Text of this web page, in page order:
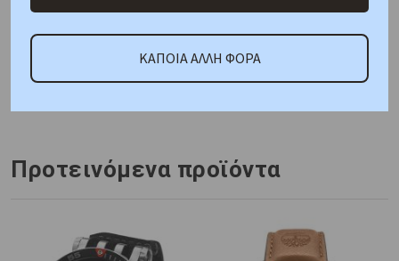
ΑΜΕΣΑ ΔΙΑΘΕΣΙΜΟ
Κωδικός Προμηθευτή:
Προτεινόμενα προϊόντα
ΚΑΠΟΙΑ ΑΛΛΗ ΦΟΡΑ